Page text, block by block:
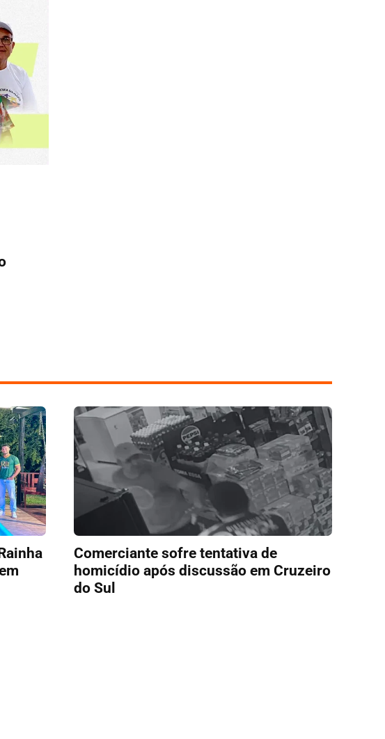
Comerciante sofre tentativa de
homicídio após discussão em Cruzeiro
do Sul